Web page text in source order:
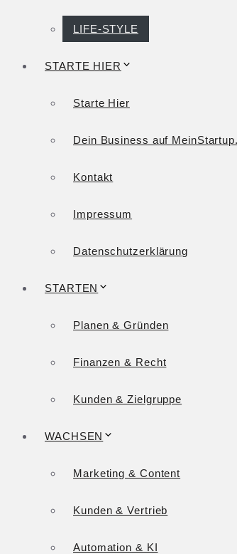
LIFE-STYLE
STARTE HIER
Starte Hier
Dein Business auf
Kontakt
Impressum
Datenschutzerklärung
STARTEN
Planen & Gründen
Finanzen & Recht
Kunden & Zielgruppe
WACHSEN
Marketing & Content
Kunden & Vertrieb
Automation & KI